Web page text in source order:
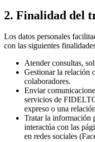
2. Finalidad del
Los datos personales
con las siguientes
Atender consultas,
Gestionar la relación
colaboradores.
Enviar
servicios de
expreso o una
Tratar la información
interactúa con las
en redes sociales